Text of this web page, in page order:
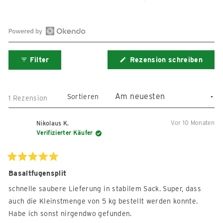
Okendo-
Bewertungen
Fenster
öffnen
Filter
Rezension schreiben
Fenster
geöffnet)
1 Rezension Sortieren
Nikolaus K.
Verifizierter Käufer
Vor 10 Monaten
5
5
Sternen
bewertet
Basaltfugensplit
schnelle saubere Lieferung in stabilem Sack. Super, dass
auch die Kleinstmenge von 5 kg bestellt werden konnte.
Habe ich sonst nirgendwo gefunden.
Wird geladen...